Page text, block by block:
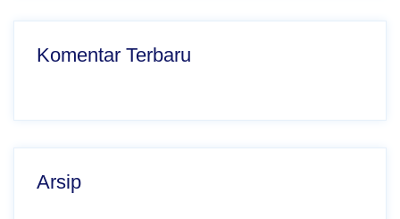
Komentar Terbaru
Arsip